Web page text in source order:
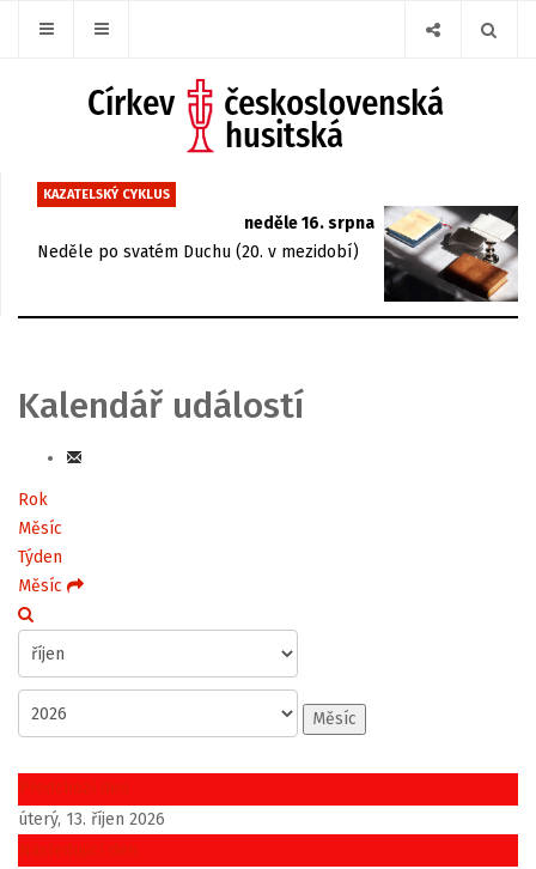
KAZATELSKÝ CYKLUS
neděle 16. srpna
Neděle po svatém Duchu (20. v mezidobí)
Kalendář událostí
Rok
Měsíc
Týden
Měsíc
Měsíc
Předchozí den
úterý, 13. říjen 2026
Následující den